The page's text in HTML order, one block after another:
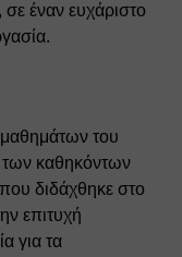
έναν ευχάριστο
του
καθηκόντων
διδάχθηκε στο
επιτυχή
για τα